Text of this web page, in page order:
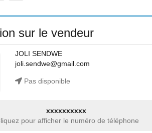
sur le vendeur
JOLI SENDWE
joli.sendwe@gmail.com
Pas disponible
xxxxxxxxxx
pour afficher le numéro de téléphone